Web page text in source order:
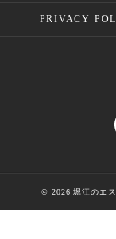
PRIVACY
© 2026 堀江のエ